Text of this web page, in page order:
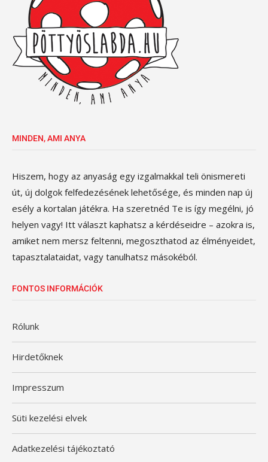
MINDEN, AMI ANYA
Hiszem, hogy az anyaság egy izgalmakkal teli önismereti
út, új dolgok felfedezésének lehetősége, és minden nap új
esély a kortalan játékra. Ha szeretnéd Te is így megélni, jó
helyen vagy! Itt választ kaphatsz a kérdéseidre – azokra is,
amiket nem mersz feltenni, megoszthatod az élményeidet,
tapasztalataidat, vagy tanulhatsz másokéból.
FONTOS INFORMÁCIÓK
Rólunk
Hirdetőknek
Impresszum
Süti kezelési elvek
Adatkezelési tájékoztató